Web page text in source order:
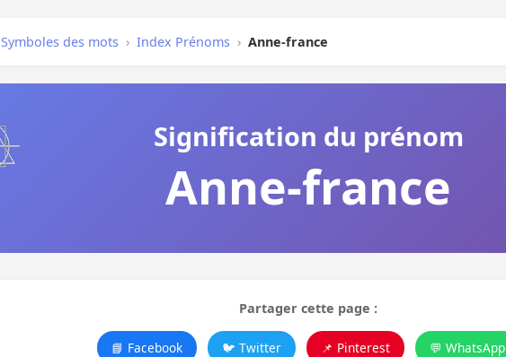
Symboles des mots › Index Prénoms › Anne-france
Signification du prénom
Anne-france
Partager cette page :
📘 Facebook 🐦 Twitter 📌 Pinterest 💬 WhatsApp